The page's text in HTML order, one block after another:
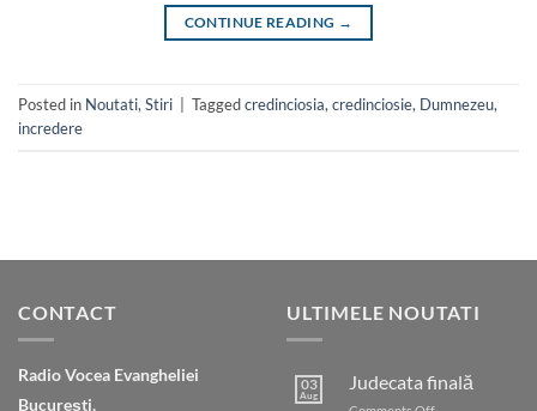
CONTINUE READING →
Posted in Noutati, Stiri Taggedcredinciosia, credinciosie, Dumnezeu,
incredere
CONTACT
Radio Vocea Evangheliei
București,
ULTIMELE NOUTATI
03
Aug
Judecata finală